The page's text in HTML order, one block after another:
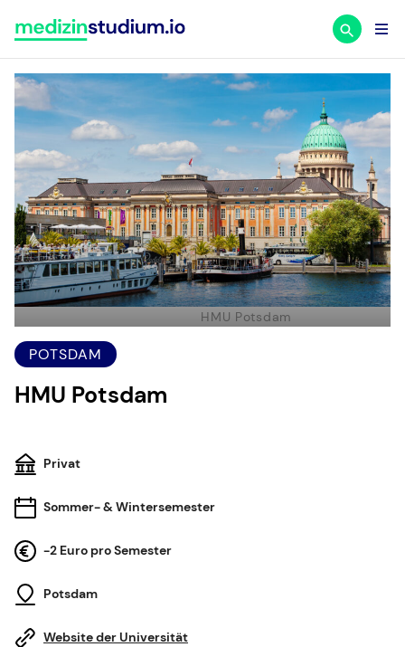
Inhalt
springen
HMU Potsdam
POTSDAM
HMU Potsdam
Privat
Sommer- & Wintersemester
-2 Euro pro Semester
Potsdam
Website der Universität